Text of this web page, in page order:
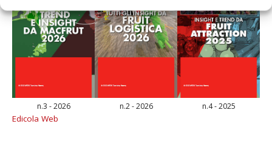
n.3 - 2026 n.2 - 2026 n.4 - 2025
Edicola Web